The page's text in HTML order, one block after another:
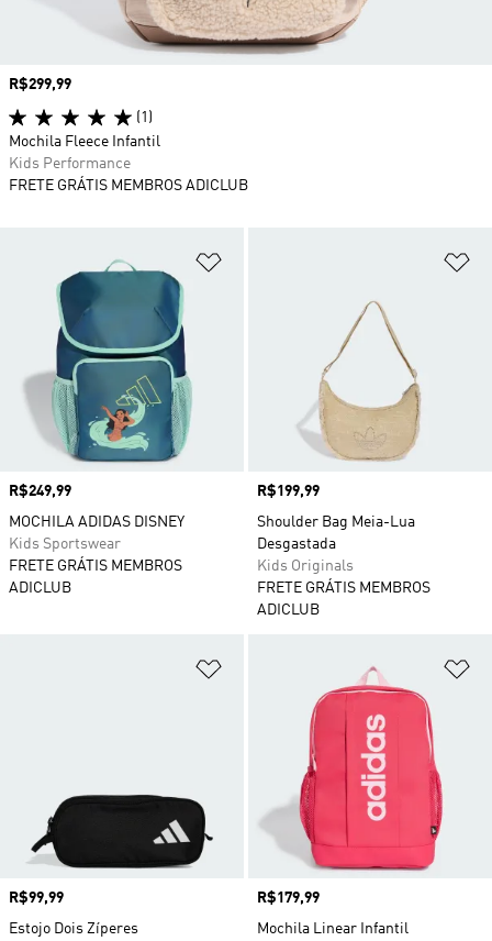
Preço
R$249,99
MOCHILA ADIDAS DISNEY
Kids Sportswear
FRETE GRÁTIS MEMBROS
ADICLUB
Preço
R$199,99
Shoulder Bag Meia-Lua
Desgastada
Kids Originals
FRETE GRÁTIS MEMBROS
ADICLUB
Adicionar à Lista de Desejos
Preço
R$99,99
Estojo Dois Zíperes
Preço
R$179,99
Mochila Linear Infantil
Preço
R$299,99
(1)
Mochila Fleece Infantil
Kids Performance
FRETE GRÁTIS MEMBROS ADICLUB